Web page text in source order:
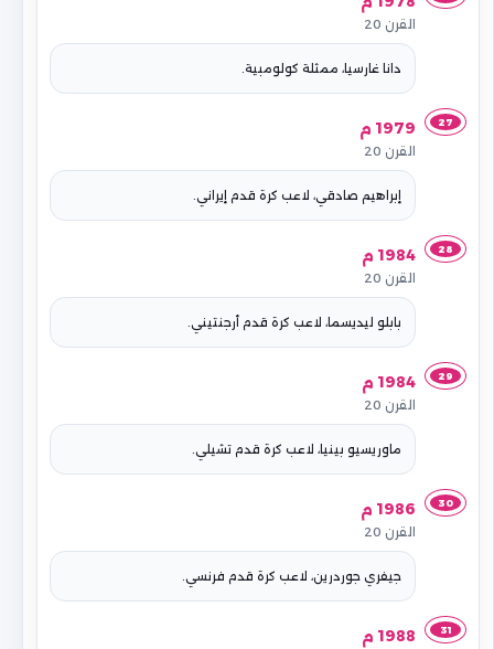
القرن 20
دانا غارسيا، ممثلة كولومبية.
27 1979 م
القرن 20
إبراهيم صادقي، لاعب كرة قدم إيراني.
28 1984 م
القرن 20
بابلو ليديسما، لاعب كرة قدم أرجنتيني.
29 1984 م
القرن 20
ماوريسيو بينيا، لاعب كرة قدم تشيلي.
30 1986 م
القرن 20
جيفري جوردرين، لاعب كرة قدم فرنسي.
31 1988 م